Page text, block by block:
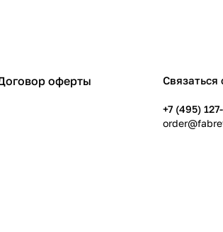
оферты
Связаться
+7 (495)